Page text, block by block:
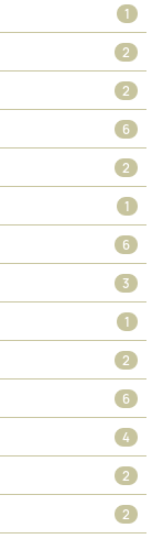
1
2
2
6
2
1
6
3
1
2
6
4
2
2